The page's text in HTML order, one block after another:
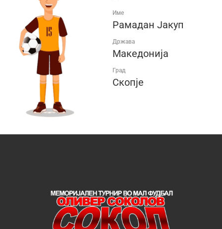
Име
Рамадан Јакуп
Држава
Македонија
Град
Скопје